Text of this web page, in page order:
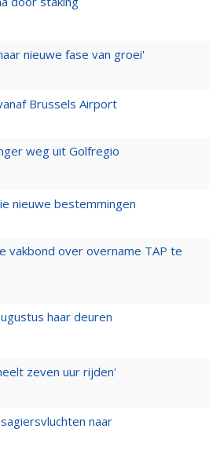
nieuwe fase van groei'
Brussels Airport
weg uit Golfregio
nieuwe bestemmingen
vakbond over overname TAP te
haar deuren
zeven uur rijden'
naar